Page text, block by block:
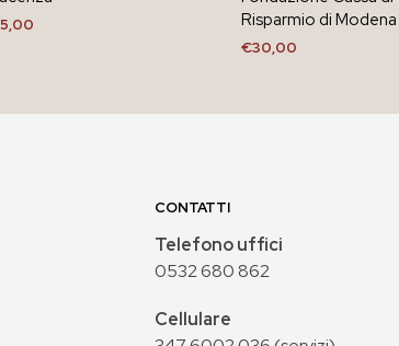
Risparmio di Modena
€30,00
CONTATTI
Telefono uffici
0532 680 862
Cellulare